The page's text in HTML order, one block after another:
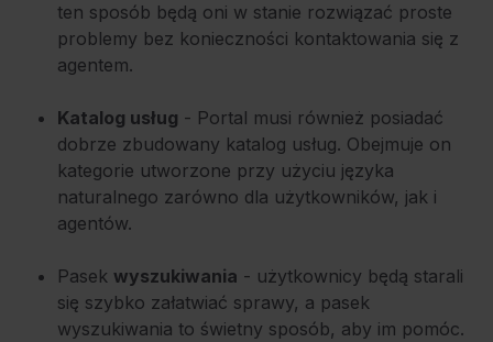
ten sposób będą oni w stanie rozwiązać proste
problemy bez konieczności kontaktowania się z
agentem.
Katalog usług - Portal musi również posiadać
dobrze zbudowany katalog usług. Obejmuje on
kategorie utworzone przy użyciu języka
naturalnego zarówno dla użytkowników, jak i
agentów.
Pasek wyszukiwania - użytkownicy będą starali
się szybko załatwiać sprawy, a pasek
wyszukiwania to świetny sposób, aby im pomóc.